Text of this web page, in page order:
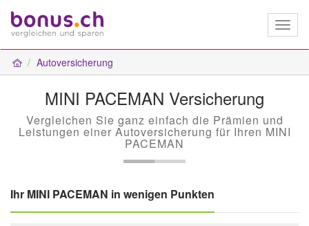
Autoversicherung
MINI PACEMAN Versicherung
Vergleichen Sie ganz einfach die Prämien und
Leistungen einer Autoversicherung für Ihren MINI
PACEMAN
Ihr MINI PACEMAN in wenigen Punkten